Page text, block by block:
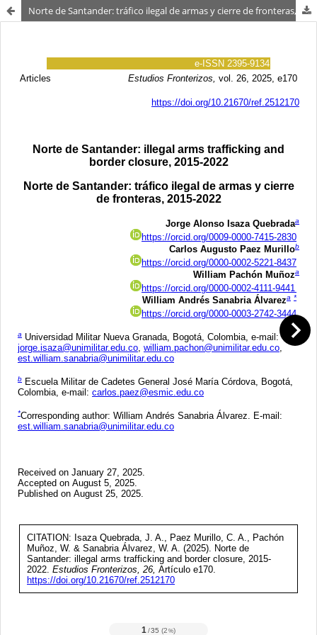
Norte de Santander: tráfico ilegal de armas y cierre de fronteras, 2015-2022